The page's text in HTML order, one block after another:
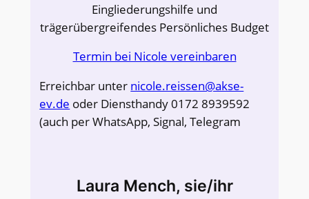
Eingliederungshilfe und
trägerübergreifendes Persönliches Budget
Termin bei Nicole vereinbaren
Erreichbar unter nicole.reissen@akse-
ev.de oder Diensthandy 0172 8939592
(auch per WhatsApp, Signal, Telegram
Laura Mench, sie/ihr